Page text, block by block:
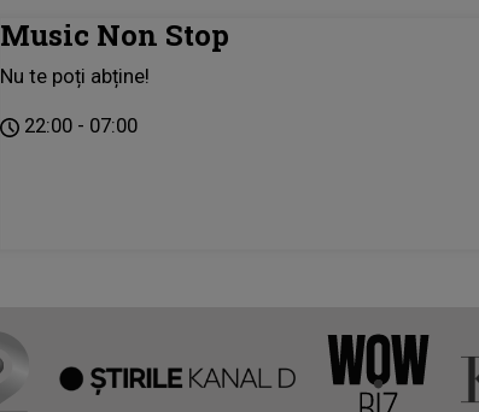
Music Non Stop
Nu te poți abține!
22:00 07:00